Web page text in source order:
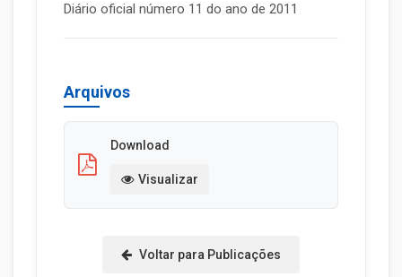
Diário oficial número 11 do ano de 2011
Arquivos
Download
Visualizar
Voltar para Publicações